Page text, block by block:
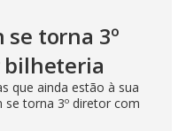
torna 3º
bilheteria
que ainda estão à sua
torna 3º diretor com